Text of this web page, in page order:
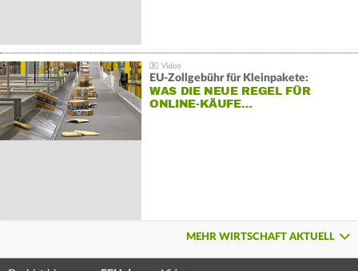
EU-Zollgebühr für Kleinpakete:
WAS DIE NEUE REGEL FÜR
ONLINE-KÄUFE…
MEHR WIRTSCHAFT AKTUELL